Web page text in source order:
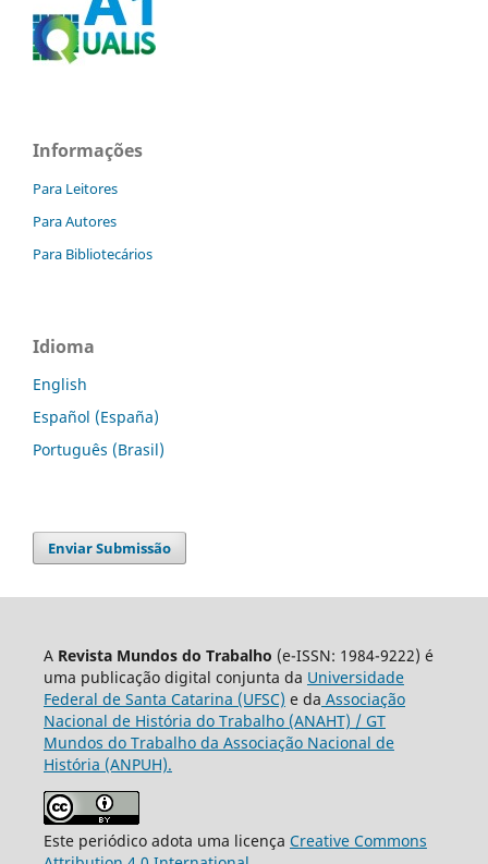
Informações
Para Leitores
Para Autores
Para Bibliotecários
Idioma
English
Español (España)
Português (Brasil)
Enviar Submissão
A Revista Mundos do Trabalho (e-ISSN: 1984-9222) é
uma publicação digital conjunta da Universidade
Federal de Santa Catarina (UFSC) e da Associação
Nacional de História do Trabalho (ANAHT) / GT
Mundos do Trabalho da Associação Nacional de
História (ANPUH).
Este periódico adota uma licença Creative Commons